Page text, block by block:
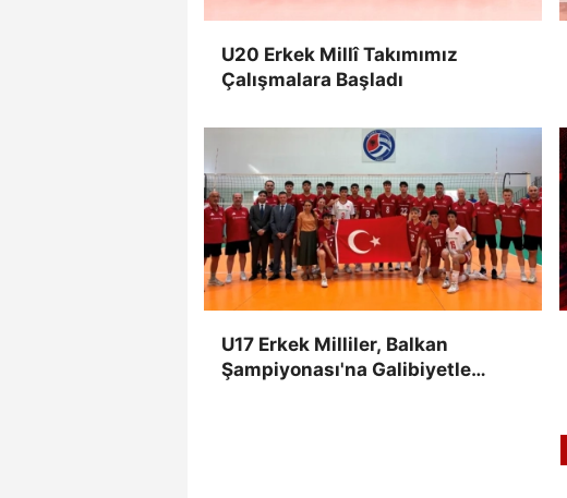
U20 Erkek Millî Takımımız
Çalışmalara Başladı
U17 Erkek Milliler, Balkan
Şampiyonası'na Galibiyetle